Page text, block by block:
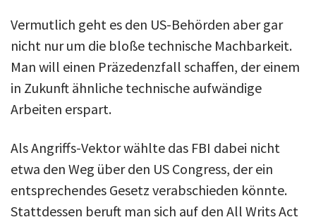
Vermutlich geht es den US-Behörden aber gar
nicht nur um die bloße technische Machbarkeit.
Man will einen Präzedenzfall schaffen, der einem
in Zukunft ähnliche technische aufwändige
Arbeiten erspart.
Als Angriffs-Vektor wählte das FBI dabei nicht
etwa den Weg über den US Congress, der ein
entsprechendes Gesetz verabschieden könnte.
Stattdessen beruft man sich auf den All Writs Act